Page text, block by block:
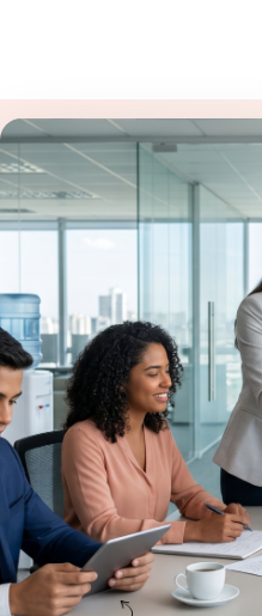
Anúncios
Meta e
Campanhas de alta
com segmentação
investimento.
Ver nossos serviços →
100+
Clientes Atendidos
2000+
Campanhas